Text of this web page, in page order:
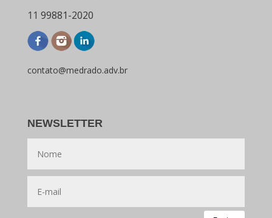
11 99881-2020
contato@medrado.adv.br
NEWSLETTER